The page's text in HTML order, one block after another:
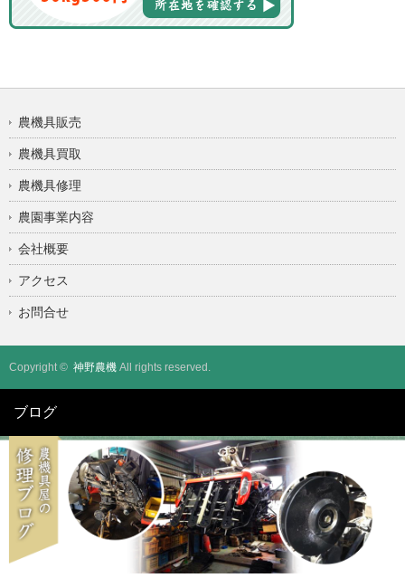
農機具販売
農機具買取
農機具修理
農園事業内容
会社概要
アクセス
お問合せ
Copyright © 神野農機 All rights reserved.
ブログ